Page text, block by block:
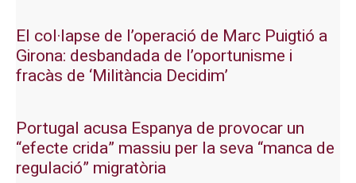
El col·lapse de l’operació de Marc Puigtió a
Girona: desbandada de l’oportunisme i
fracàs de ‘Militància Decidim’
Portugal acusa Espanya de provocar un
“efecte crida” massiu per la seva “manca de
regulació” migratòria